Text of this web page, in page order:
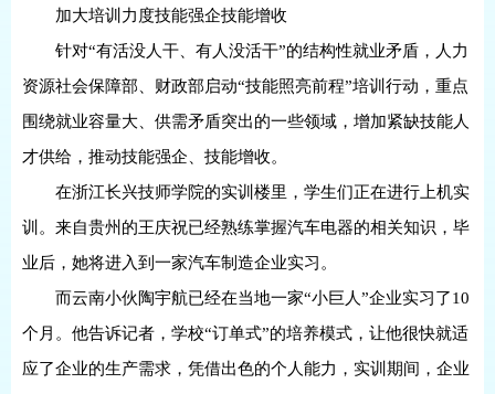
加大培训力度技能强企技能增收
针对“有活没人干、有人没活干”的结构性就业矛盾，人力
资源社会保障部、财政部启动“技能照亮前程”培训行动，重点
围绕就业容量大、供需矛盾突出的一些领域，增加紧缺技能人
才供给，推动技能强企、技能增收。
在浙江长兴技师学院的实训楼里，学生们正在进行上机实
训。来自贵州的王庆祝已经熟练掌握汽车电器的相关知识，毕
业后，她将进入到一家汽车制造企业实习。
而云南小伙陶宇航已经在当地一家“小巨人”企业实习了10
个月。他告诉记者，学校“订单式”的培养模式，让他很快就适
应了企业的生产需求，凭借出色的个人能力，实训期间，企业